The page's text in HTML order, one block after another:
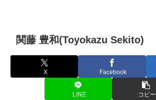
関藤 豊和(Toyokazu Sekito)
X Facebook
LINE コピー